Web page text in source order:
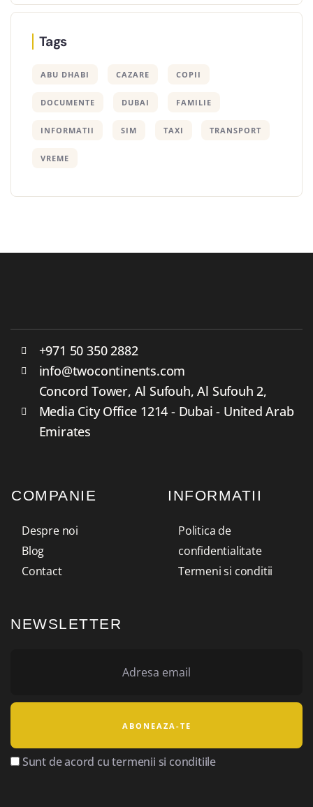
Tags
ABU DHABI CAZARE COPII
DOCUMENTE DUBAI FAMILIE
INFORMATII SIM TAXI TRANSPORT
VREME
+971 50 350 2882
info@twocontinents.com
Concord Tower, Al Sufouh, Al Sufouh 2,
Media City Office 1214 - Dubai - United Arab
Emirates
COMPANIE
Despre noi
Blog
Contact
INFORMATII
Politica de
confidentialitate
Termeni si conditii
NEWSLETTER
Sunt de acord cu termenii si conditiile